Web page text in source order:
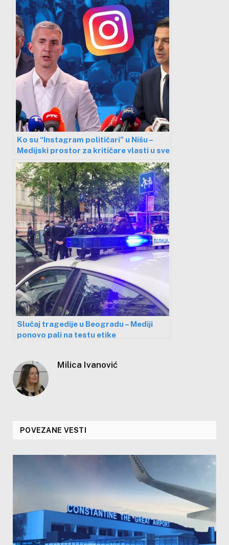
Ko su “Instagram političari” u Nišu –
Medijski prostor za kritičare vlasti u sve
većoj opasnosti
Slučaj tragedije u Beogradu – Mediji
ponovo pali na testu etike
Milica Ivanović
POVEZANE VESTI